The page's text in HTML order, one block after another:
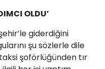
OLDU’
giderdiğini
şu sözlerle dile
şoförlüğünden tır